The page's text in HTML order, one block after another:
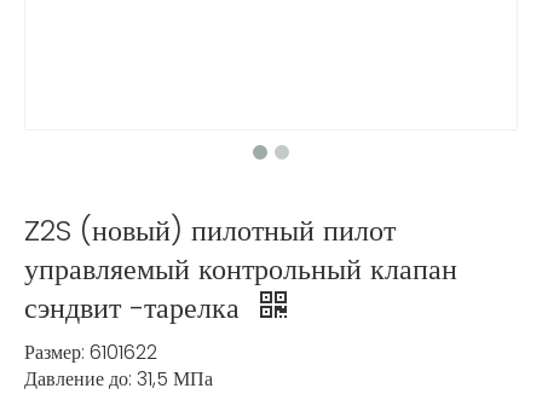
Z2S (новый) пилотный пилот
управляемый контрольный клапан
сэндвит -тарелка
Размер: 6101622
Давление до: 31,5 МПа